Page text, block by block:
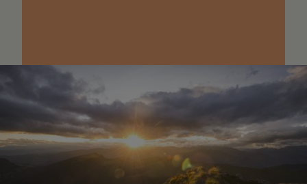
DESDE EL SUR
DEL TIROL
HASTA EL
MUNDO